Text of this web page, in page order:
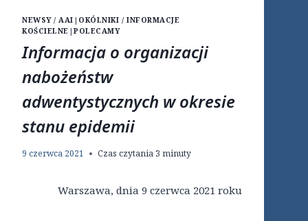
NEWSY / AAI | OKÓLNIKI / INFORMACJE
KOŚCIELNE |POLECAMY
Informacja o organizacji
nabożeństw
adwentystycznych w okresie
stanu epidemii
9 czerwca 2021 Czas czytania 3 minuty
Warszawa, dnia 9 czerwca 2021 roku